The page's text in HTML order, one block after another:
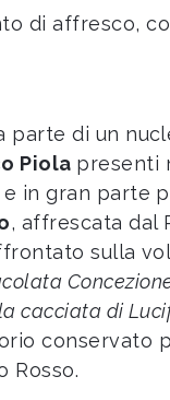
di affresco,
parte di un
Piola presenti
e in gran parte
, affrescata dal
sulla
cacciata di
conservato
Rosso.